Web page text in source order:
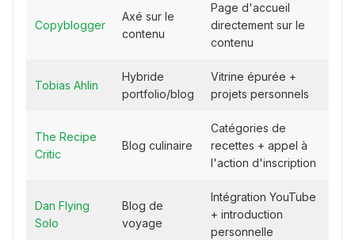
Copyblogger
Axé sur le
contenu
Page d'accueil
directement sur le
contenu
Tobias Ahlin
Hybride
portfolio/blog
Vitrine épurée +
projets personnels
The Recipe
Critic
Blog culinaire
Catégories de
recettes + appel à
l'action d'inscription
Dan Flying
Solo
Blog de
voyage
Intégration YouTube
+ introduction
personnelle